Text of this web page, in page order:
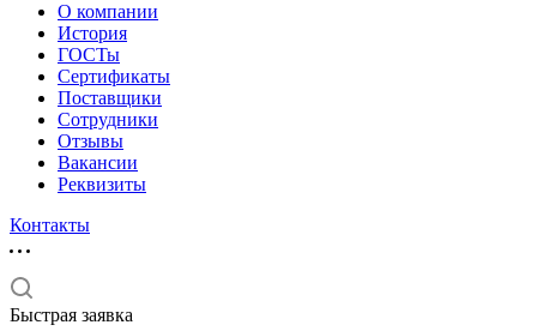
О компании
История
ГОСТы
Сертификаты
Поставщики
Сотрудники
Отзывы
Вакансии
Реквизиты
Контакты
Быстрая заявка